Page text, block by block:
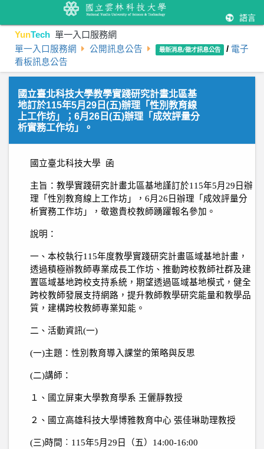
語言
YunTech 單一入口服務網
單一入口服務網 公開訊息公告 最新消息/徵才訊息公告 / 電子
看板訊息公告
國立臺北科技大學教學實踐研究計畫北區基
地訂於115年5月29日(五)辦理「性別教育線
上工作坊」；6月26日(五)辦理「成效評量分
析實務工作坊」。
國立臺北科技大學 函
主旨：教學實踐研究計畫北區基地謹訂於115年5月 29 日辦
理「性別教育線上工作坊」， 6月 26 日辦理「成效評量分
析實務工作坊」，敬邀貴校教師踴躍報名參加。
說明：
一、本校執行115年度教學實踐研究計畫區域基地計畫，
透過積極辦教師專業成長工作坊、推動跨校教師社群及建
置區域基地跨校支持系統，期望透過區域基地模式，健全
跨校教師發展支持網路，提升教師教學研究能量和教學品
質，建構跨校教師專業知能。
二、活動資訊(一)
(一)主題：性別教育導入課堂的策略與反思
(二)講師：
１、國立屏東大學教育學系 王儷靜教授
２、國立高雄科技大學博雅教育中心 張佳琳助理教授
(三)時間︰ 115年5月 29 日（五） 14:00-16:00